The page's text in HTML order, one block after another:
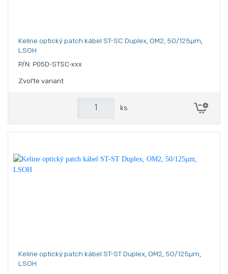
Keline optický patch kábel ST-SC Duplex, OM2, 50/125µm,
LSOH
P/N: P05D-STSC-xxx
Zvoľte variant
ks
Keline optický patch kábel ST-ST Duplex, OM2, 50/125µm,
LSOH